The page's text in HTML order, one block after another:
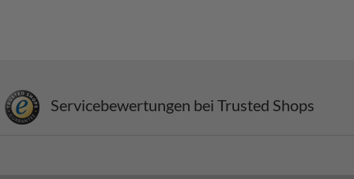
Servicebewertungen bei Trusted Shops